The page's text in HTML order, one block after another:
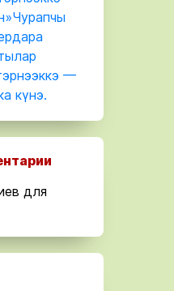
—
күнэ.
для